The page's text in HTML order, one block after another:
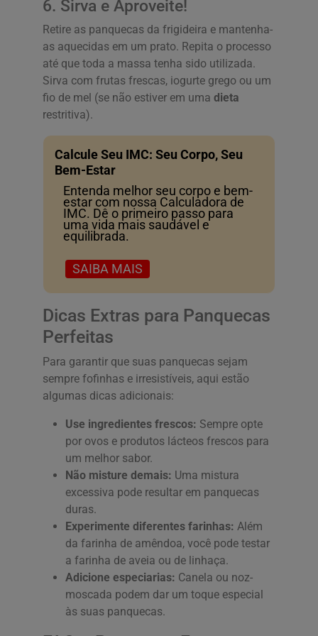
6. Sirva e Aproveite!
Retire as panquecas da frigideira e mantenha-
as aquecidas em um prato. Repita o processo
até que toda a massa tenha sido utilizada.
Sirva com frutas frescas, iogurte grego ou um
fio de mel (se não estiver em uma dieta
restritiva).
Calcule Seu IMC: Seu Corpo, Seu
Bem-Estar
Entenda melhor seu corpo e bem-
estar com nossa Calculadora de
IMC. Dê o primeiro passo para
uma vida mais saudável e
equilibrada.
SAIBA MAIS
Dicas Extras para Panquecas
Perfeitas
Para garantir que suas panquecas sejam
sempre fofinhas e irresistíveis, aqui estão
algumas dicas adicionais:
Use ingredientes frescos: Sempre opte
por ovos e produtos lácteos frescos para
um melhor sabor.
Não misture demais: Uma mistura
excessiva pode resultar em panquecas
duras.
Experimente diferentes farinhas: Além
da farinha de amêndoa, você pode testar
a farinha de aveia ou de linhaça.
Adicione especiarias: Canela ou noz-
moscada podem dar um toque especial
às suas panquecas.